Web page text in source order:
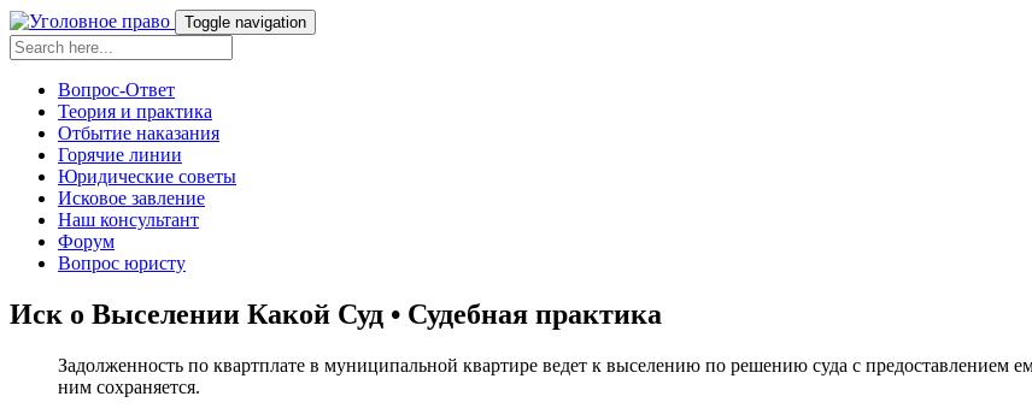
Toggle navigation
Вопрос-Ответ
Теория и практика
Отбытие наказания
Горячие линии
Юридические советы
Исковое завление
Наш консультант
Форум
Вопрос юристу
Иск о Выселении Какой Суд • Судебная практика
Задолженность по квартплате в муниципальной квартире ведет к выселению по решению суда с
ним сохраняется.